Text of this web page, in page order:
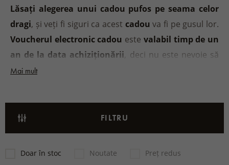
Lăsați alegerea unui cadou pufos pe seama celor
dragi, și veți fi siguri ca acest cadouva fi pe gusul lor.
Voucherul electronic cadou este valabil timp de un
an de la data achiziționării , deci nu este nevoie să
vă grăbiți cu selecția.
exemplu,încălțămintea ortopedică, fiecare își
găsește ceva
după bunul plac
Mai mult
FILTRU
Doar în stoc Noutate
Preț redus
CADOURI PENTRU COPII